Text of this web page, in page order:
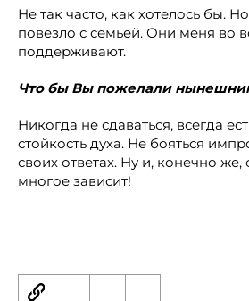
Не так часто, как хотелось бы.
повезло с семьей. Они меня во
поддерживают.
Что бы Вы пожелали
Никогда не сдаваться, всегда
стойкость духа. Не бояться
своих ответах. Ну и, конечно же,
многое зависит!